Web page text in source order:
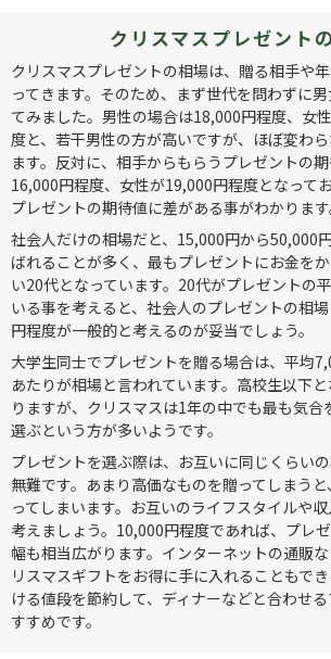
クリスマスプレゼント
クリスマスプレゼントの相場は、贈る相手や
ってきます。そのため、まず世代を問わずに
てみました。男性の場合は18,000円程度、女
度と、若干男性の方が高いですが、ほぼ変わ
ます。反対に、相手からもらうプレゼントの
16,000円程度、女性が19,000円程度となって
プレゼントの期待値に差がある事がわかります
社会人だけの相場だと、15,000円から50,000
ばれることが多く、最もプレゼントにお金を
い20代となっています。20代がプレゼントの
いる事を考えると、社会人のプレゼントの相
円程度が一般的と考えるのが妥当でしょう。
大学生同士でプレゼントを贈る場合は、平均
あたりが相場と言われています。高校生以下
りますが、クリスマスは1年の中でも最も気合
選ぶという方が多いようです。
プレゼントを選ぶ際は、お互いに同じくらい
無難です。あまり高価なものを贈ってしまう
ってしまいます。お互いのライフスタイルや
考えましょう。10,000円程度であれば、プレ
幅も相当広がります。インターネットの通販
リスマスギフトをお得に手に入れることもで
ける値段を節約して、ディナーなどと合わせ
すすめです。